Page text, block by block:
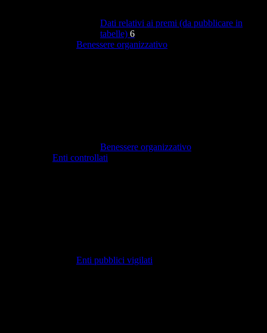
Dati relativi ai premi (da pubblicare in
tabelle) 6
Benessere organizzativo
Benessere organizzativo
Enti controllati
Enti pubblici vigilati